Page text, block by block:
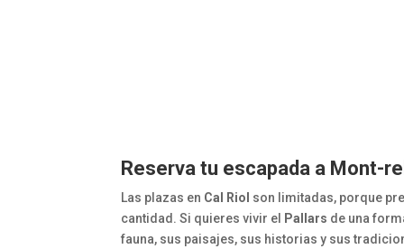
Reserva tu escapada a Mont-
Las plazas en Cal Riol son limitadas, porque
cantidad. Si quieres vivir el
Pallars de una
fauna, sus paisajes, sus historias y sus